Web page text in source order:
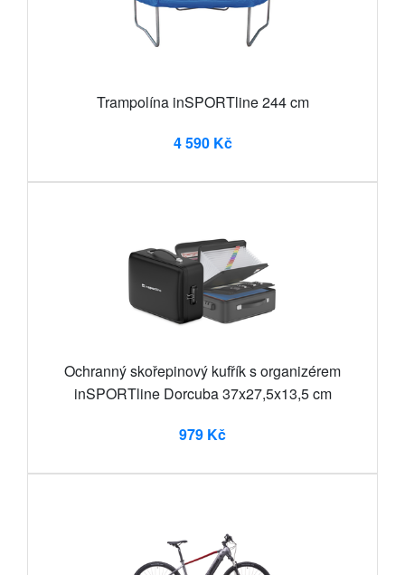
Trampolína inSPORTline 244 cm
4 590 Kč
Ochranný skořepinový kufřík s organizérem
inSPORTline Dorcuba 37x27,5x13,5 cm
979 Kč